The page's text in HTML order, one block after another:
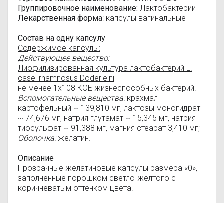
Группировочное наименование: Лактобактерии
Лекарственная форма: капсулы вагинальные
Состав на одну капсулу
Содержимое капсулы:
Действующее вещество:
Лиофилизированная культура лактобактерий L.
casei rhamnosus Doderleini
не менее 1х108 КОЕ жизнеспособных бактерий.
Вспомогательные вещества:крахмал
картофельный ~ 139,810 мг, лактозы моногидрат
~ 74,676 мг, натрия глутамат ~ 15,345 мг, натрия
тиосульфат ~ 91,388 мг, магния стеарат 3,410 мг;
Оболочка:желатин.
Описание
Прозрачные желатиновые капсулы размера «0»,
заполненные порошком светло-желтого с
коричневатым оттенком цвета.